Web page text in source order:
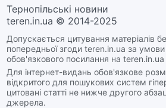
Тернопільські новини
teren.in.ua © 2014-2025
Допускається цитування матеріалів
попередньої згоди teren.in.ua за
обов'язкового посилання на
Для інтернет-видань обов'язкове
відкритого для пошукових систем
цитовані статті не нижче другого
джерела.